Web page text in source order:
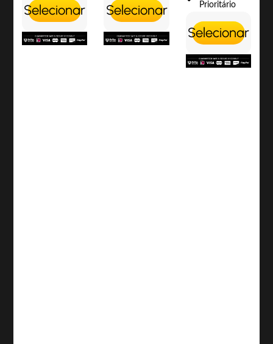
Selecionar Selecionar
Prioritário
Selecionar